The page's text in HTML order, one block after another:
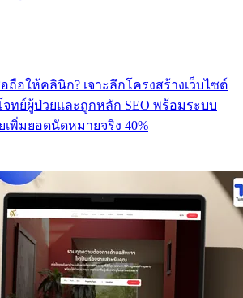
ถือให้คลินิก? เจาะลึกโครงสร้างเว็บไซต์
ทย์ผู้ป่วยและถูกหลัก SEO พร้อมระบบ
พิ่มยอดนัดหมายจริง 40%